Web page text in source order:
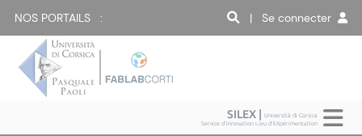
NOS PORTAILS : | Se connecter
SILEX |Università di Corsica
Service d'Innovation Lieu d'EXpérimentation